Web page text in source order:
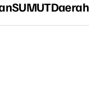
SUMUTDaerah